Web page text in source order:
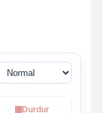
Durdur